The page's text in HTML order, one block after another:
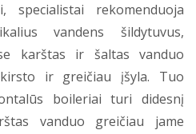
specialistai rekomenduoja
vandens šildytuvus,
karštas ir šaltas vanduo
ir greičiau įšyla. Tuo
boileriai turi didesnį
vanduo greičiau jame